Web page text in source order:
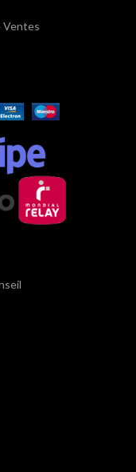
Ventes